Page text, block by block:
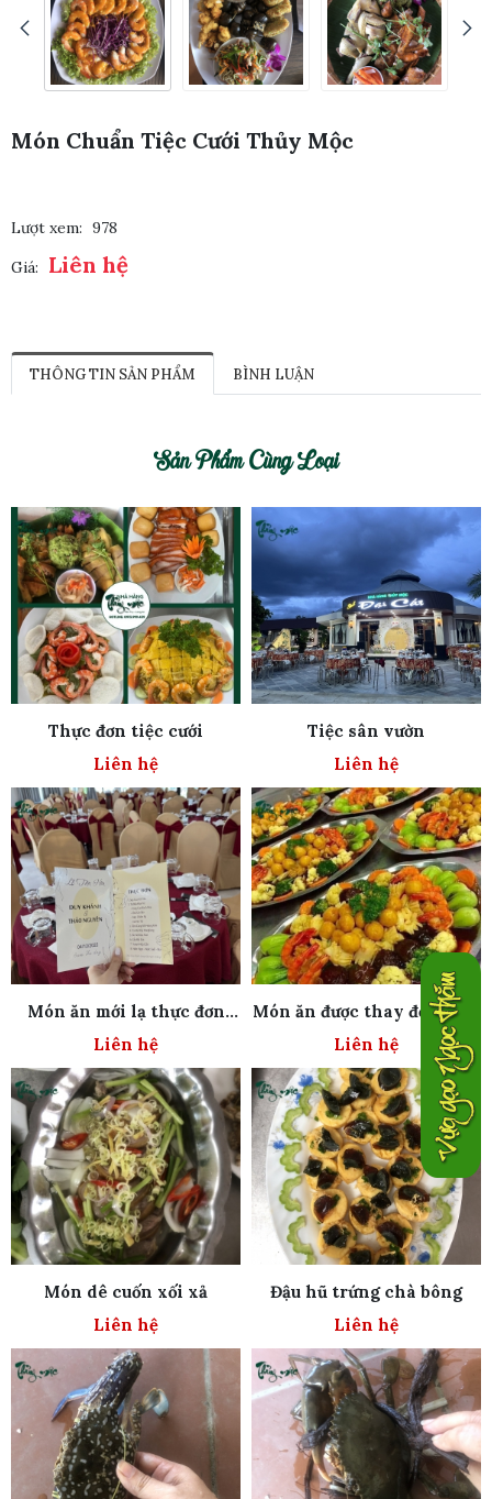
Món Chuẩn Tiệc Cưới Thủy Mộc
Lượt xem: 978
Giá:
Liên hệ
THÔNG TIN SẢN PHẨM BÌNH LUẬN
Sản Phẩm Cùng Loại
Thực đơn tiệc cưới
Liên hệ
Tiệc sân vườn
Liên hệ
Món ăn mới lạ thực đơn
phong phú
Liên hệ
Món ăn được thay đổi hằng
ngày đa dạng
Liên hệ
Món dê cuốn xối xả
Liên hệ
Đậu hũ trứng chà bông
Liên hệ